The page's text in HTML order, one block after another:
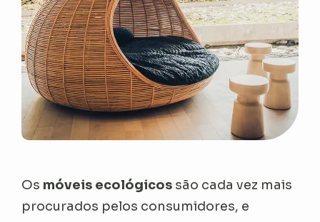
Os móveis ecológicos são cada vez mais
procurados pelos consumidores, e